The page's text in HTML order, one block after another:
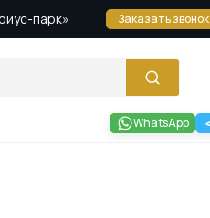
парк» Заказать звонок
WhatsApp